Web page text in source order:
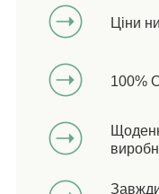
Ціни
100%